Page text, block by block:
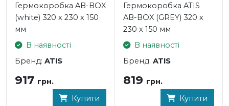
Гермокоробка AB-BOX
(white) 320 х 230 х 150
мм
В наявності
Бренд: ATIS
917 грн.
Купити
Гермокоробка ATIS
AB-BOX (GREY) 320 х
230 х 150 мм
В наявності
Бренд: ATIS
819 грн.
Купити